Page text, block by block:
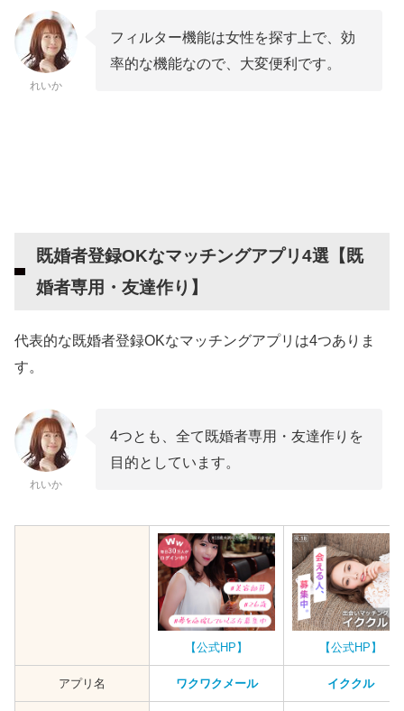
れいか
フィルター機能は女性を探す上で、効
率的な機能なので、大変便利です。
既婚者登録OKなマッチングアプリ4選【既
婚者専用・友達作り】
代表的な既婚者登録OKなマッチングアプリは4つありま
す。
れいか
4つとも、全て既婚者専用・友達作りを
目的としています。
【公式HP】 【公式HP】
アプリ名 ワクワクメール イククル